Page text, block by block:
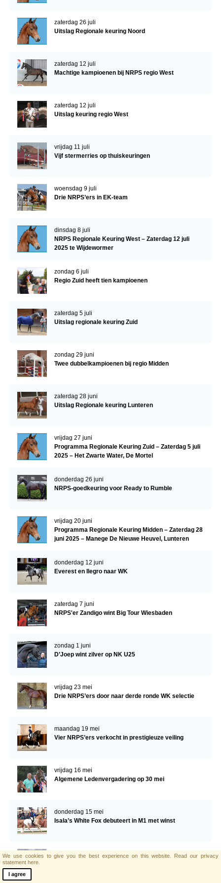
zaterdag 26 juli
Uitslag Regionale keuring Noord
zaterdag 12 juli
Machtige kampioenen bij NRPS regio West
zaterdag 12 juli
Uitslag keuring regio West
vrijdag 11 juli
Vijf stermerries op thuiskeuringen
woensdag 9 juli
Drie NRPS’ers in EK-team
dinsdag 8 juli
NRPS Regionale Keuring West – Zaterdag 12 juli
2025 te Wijdewormer
zondag 6 juli
Regio Zuid heeft tien kampioenen
zaterdag 5 juli
Uitslag regionale keuring Zuid
zondag 29 juni
Twee dubbelkampioenen bij regio Midden
zaterdag 28 juni
Uitslag Regionale keuring Lunteren
vrijdag 27 juni
Programma Regionale Keuring Zuid – Zaterdag 5 juli
2025 – Het Zwarte Water, De Mortel
donderdag 26 juni
NRPS-goedkeuring voor Ready to Rumble
vrijdag 20 juni
Programma Regionale Keuring Midden – Zaterdag 28
juni 2025 – Manege De Nieuwe Heuvel, Lunteren
donderdag 12 juni
Everest en Ilegro naar WK
zaterdag 7 juni
NRPS'er Zandigo wint Big Tour Wiesbaden
zondag 1 juni
D’Joep wint zilver op NK U25
vrijdag 23 mei
Drie NRPS’ers door naar derde ronde WK selectie
maandag 19 mei
Vier NRPS’ers verkocht in prestigieuze veiling
vrijdag 16 mei
Algemene Ledenvergadering op 30 mei
donderdag 15 mei
Isala’s White Fox debuteert in M1 met winst
woensdag 14 mei
We use cookies to give you the best experience on this website. Read our privacy
statement here.
I agree